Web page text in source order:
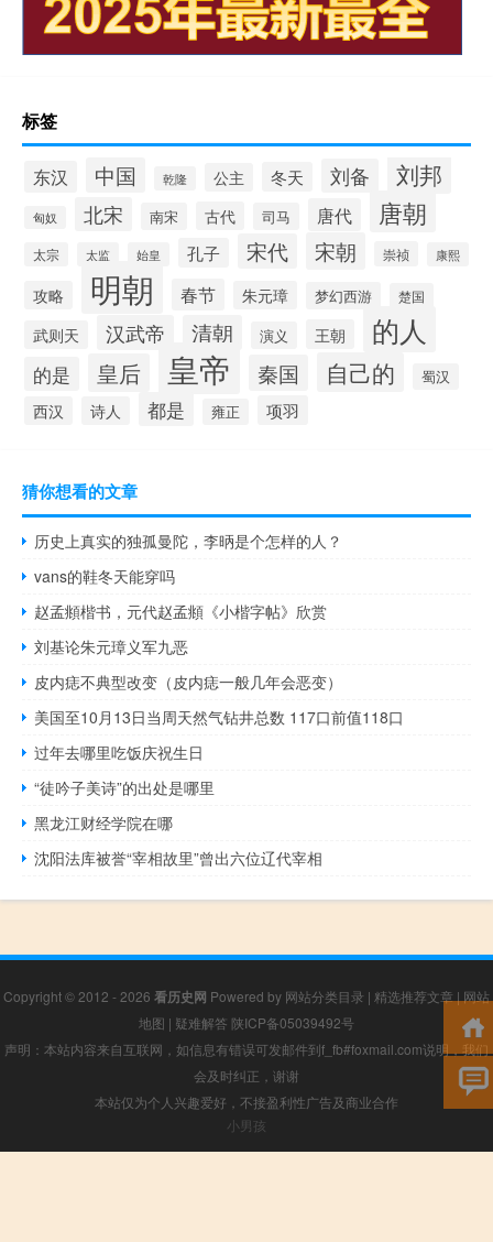
标签
东汉 中国 乾隆 公主 冬天 刘备 刘邦
匈奴 北宋 南宋 古代 司马 唐代 唐朝
太宗 太监 始皇 孔子 宋代 宋朝 崇祯 康熙
攻略 明朝 春节 朱元璋 梦幻西游 楚国
武则天 汉武帝 清朝 演义 王朝 的人
的是 皇后 皇帝 秦国 自己的 蜀汉
西汉 诗人 都是 雍正 项羽
猜你想看的文章
历史上真实的独孤曼陀，李昞是个怎样的人？
vans的鞋冬天能穿吗
赵孟頫楷书，元代赵孟頫《小楷字帖》欣赏
刘基论朱元璋义军九恶
皮内痣不典型改变（皮内痣一般几年会恶变）
美国至10月13日当周天然气钻井总数 117口前值118口
过年去哪里吃饭庆祝生日
“徒吟子美诗”的出处是哪里
黑龙江财经学院在哪
沈阳法库被誉“宰相故里”曾出六位辽代宰相
Copyright © 2012 - 2026 看历史网 Powered by 网站分类目录 | 精选推荐文章 | 网站
地图 | 疑难解答 陕ICP备05039492号
声明：本站内容来自互联网，如信息有错误可发邮件到f_fb#foxmail.com说明，我们
会及时纠正，谢谢
本站仅为个人兴趣爱好，不接盈利性广告及商业合作
小男孩